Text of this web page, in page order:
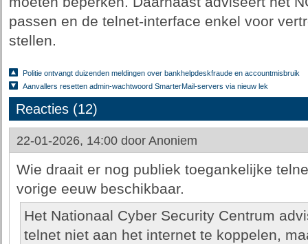
passen en de telnet-interface enkel voor
stellen.
Politie ontvangt duizenden meldingen over bankhelpdeskfraude en accountmisbruik
Aanvallers resetten admin-wachtwoord SmarterMail-servers via nieuw lek
Reacties (12)
22-01-2026, 14:00 door Anoniem
Wie draait er nog publiek toegankelijke
vorige eeuw beschikbaar.
Het Nationaal Cyber Security Centrum
telnet niet aan het internet te koppelen,